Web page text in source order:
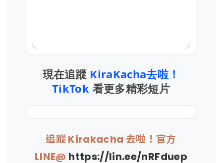
現在追蹤 KiraKacha去啦！
TikTok 看更多精彩短片
追蹤 Kirakacha 去啦！官方
LINE@ https://lin.ee/nRFduep